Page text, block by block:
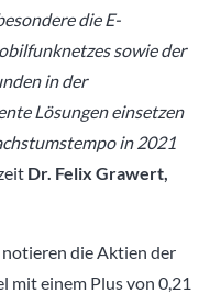
die E-
sowie der
in der
Lösungen einsetzen
in 2021
Dr. Felix Grawert,
die Aktien der
mit einem Plus von 0,21